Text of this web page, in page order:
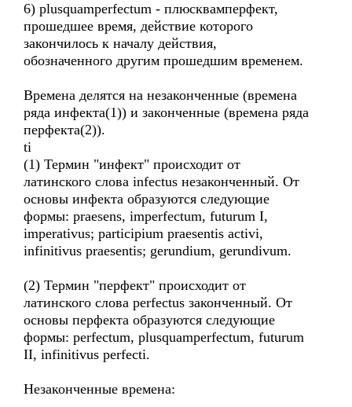
6) plusquamperfectum - плюсквамперфект,
прошедшее время, действие которого
закончилось к началу действия,
обозначенного другим прошедшим временем.
Времена делятся на незаконченные (времена
ряда инфекта(1)) и законченные (времена ряда
перфекта(2)).
ti
(1) Термин "инфект" происходит от
латинского слова infectus незаконченный. От
основы инфекта образуются следующие
формы: praesens, imperfectum, futurum I,
imperativus; participium praesentis activi,
infinitivus praesentis; gerundium, gerundivum.
(2) Термин "перфект" происходит от
латинского слова perfectus законченный. От
основы перфекта образуются следующие
формы: perfectum, plusquamperfectum, futurum
II, infinitivus perfecti.
Незаконченные времена: